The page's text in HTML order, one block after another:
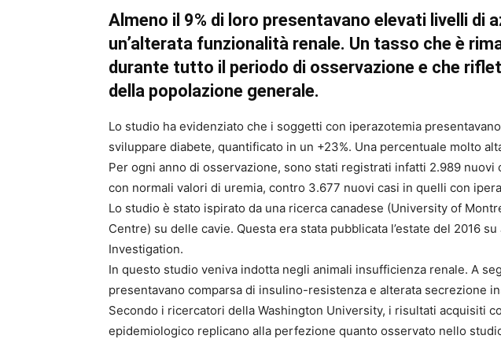
Almeno il 9% di loro presentavano elevati livelli di
un’alterata funzionalità renale. Un tasso che è
durante tutto il periodo di osservazione e che
della popolazione generale.
Lo studio ha evidenziato che i soggetti con iperazotemia
sviluppare diabete, quantificato in un +23%. Una percentuale molto
Per ogni anno di osservazione, sono stati registrati infatti 2.989 nuovi
con normali valori di uremia, contro 3.677 nuovi casi in quelli con
Lo studio è stato ispirato da una ricerca canadese (University of
Centre) su delle cavie. Questa era stata pubblicata l’estate del 2016
Investigation.
In questo studio veniva indotta negli animali insufficienza renale. A
presentavano comparsa di insulino-resistenza e alterata secrezione
Secondo i ricercatori della Washington University, i risultati acquisiti
epidemiologico replicano alla perfezione quanto osservato nello